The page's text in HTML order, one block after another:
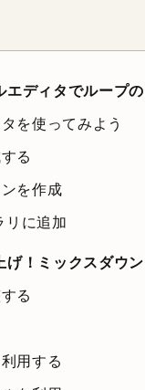
エディタでループ
を使ってみよう
る
を作成
リに追加
げ！ミックスダウ
る
用する